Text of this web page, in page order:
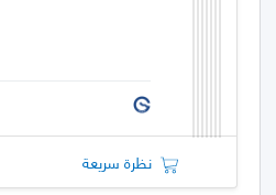
نظرة سريعة